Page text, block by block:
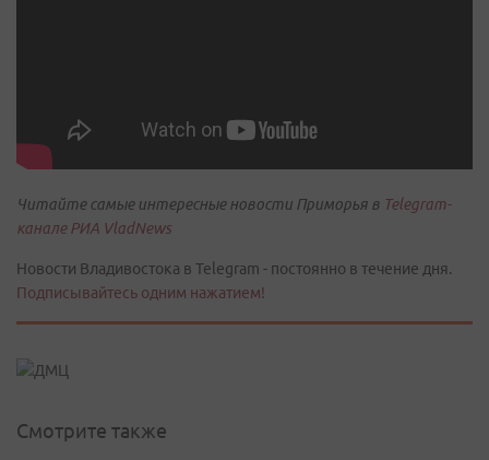
Читайте самые интересные новости Приморья в Telegram-
канале РИА VladNews
Новости Владивостока в Telegram - постоянно в течение дня.
Подписывайтесь одним нажатием!
Смотрите также